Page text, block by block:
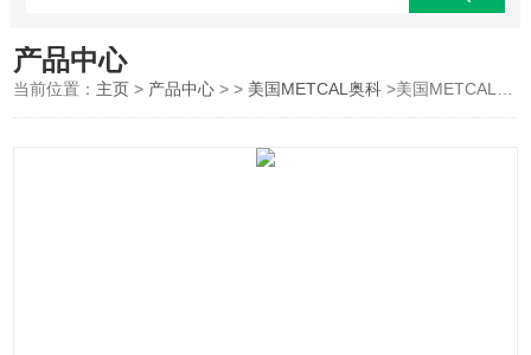
产品中心
当前位置： 主页 > 产品中心 > > 美国METCAL奥科 >美国METCAL奥科排烟系统BVX-203